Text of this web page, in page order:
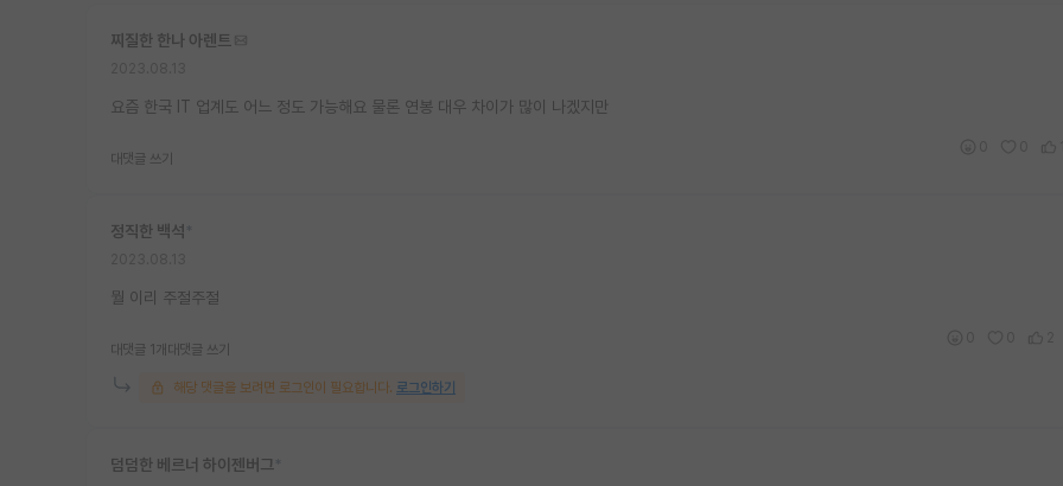
찌질한 한나 아렌트
요즘 한국 IT 업계도 어느 정도 가능해요 물론 연봉 대우 차이가 많이 나겠지만
대댓글 쓰기
정직한 백석
뭘 이리 주절주절
대댓글 1개 대댓글 쓰기
해당 댓글을 보려면 로그인이 필요합니다. 로그인하기
덤덤한 베르너 하이젠버그